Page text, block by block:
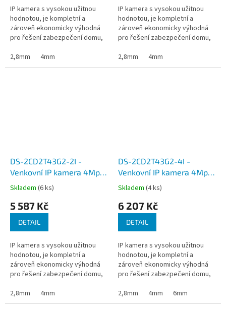
IP kamera s vysokou užitnou
hodnotou, je kompletní a
zároveň ekonomicky výhodná
pro řešení zabezpečení domu,
se připojují pomoci síťového
kabelu...
2,8mm 4mm
IP kamera s vysokou užitnou
hodnotou, je kompletní a
zároveň ekonomicky výhodná
pro řešení zabezpečení domu,
se připojují pomoci síťového
kabelu...
2,8mm 4mm
DS-2CD2T43G2-2I -
Venkovní IP kamera 4Mpx,
objektiv 2,8mm a 4mm,
micro SDXC, WDR, detekce
pohybu
Skladem (6 ks)
5 587 Kč
DETAIL
IP kamera s vysokou užitnou
hodnotou, je kompletní a
zároveň ekonomicky výhodná
pro řešení zabezpečení domu,
se připojují pomoci síťového
kabelu...
2,8mm 4mm
DS-2CD2T43G2-4I -
Venkovní IP kamera 4Mpx,
objektiv 2,8, 4 a 6 mm,
micro SDXC, WDR, detekce
pohybu, IR přisvícení do
30m
Skladem (4 ks)
6 207 Kč
DETAIL
IP kamera s vysokou užitnou
hodnotou, je kompletní a
zároveň ekonomicky výhodná
pro řešení zabezpečení domu,
se připojují pomoci síťového
kabelu...
2,8mm 4mm 6mm